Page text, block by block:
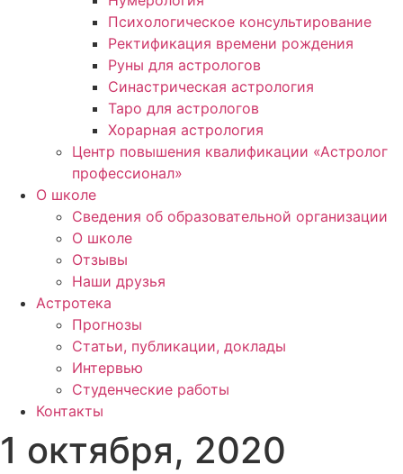
Психологическое консультирование
Ректификация времени рождения
Руны для астрологов
Синастрическая астрология
Таро для астрологов
Хорарная астрология
Центр повышения квалификации «Астролог
профессионал»
О школе
Сведения об образовательной организации
О школе
Отзывы
Наши друзья
Астротека
Прогнозы
Статьи, публикации, доклады
Интервью
Студенческие работы
Контакты
1 октября, 2020